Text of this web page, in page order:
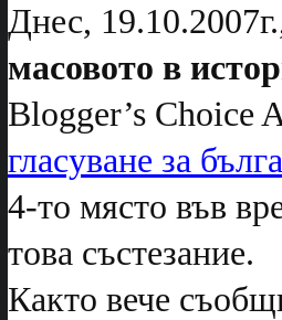
Днес,
масовото в
Blogger’s Choice
гласуване за
4-то място във
това състезание.
Както вече